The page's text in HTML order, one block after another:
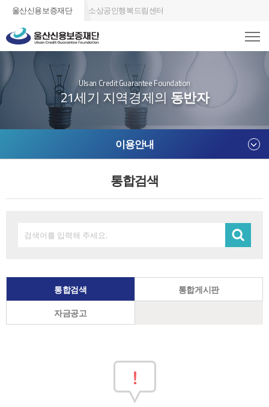
울산신용보증재단 소상공인행복드림센터
Ulsan Credit Guarantee Foundation
21세기 지역경제의 동반자
이용안내
통합검색
통합검색
통합게시판
자금공고